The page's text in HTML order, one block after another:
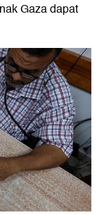
Gaza dapat